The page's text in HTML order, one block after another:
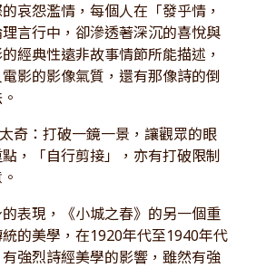
哀怨濫情，每個人在「發乎情，
言行中，卻滲透著深沉的喜悅與
經典性遠非故事情節所能描述，
影的影像氣質，還有那像詩的倒
奇：打破一鏡一景，讓觀眾的眼
，「自行剪接」，亦有打破限制
表現，《小城之春》的另一個重
的美學，在1920年代至1940年代
強烈詩經美學的影響，雖然有強